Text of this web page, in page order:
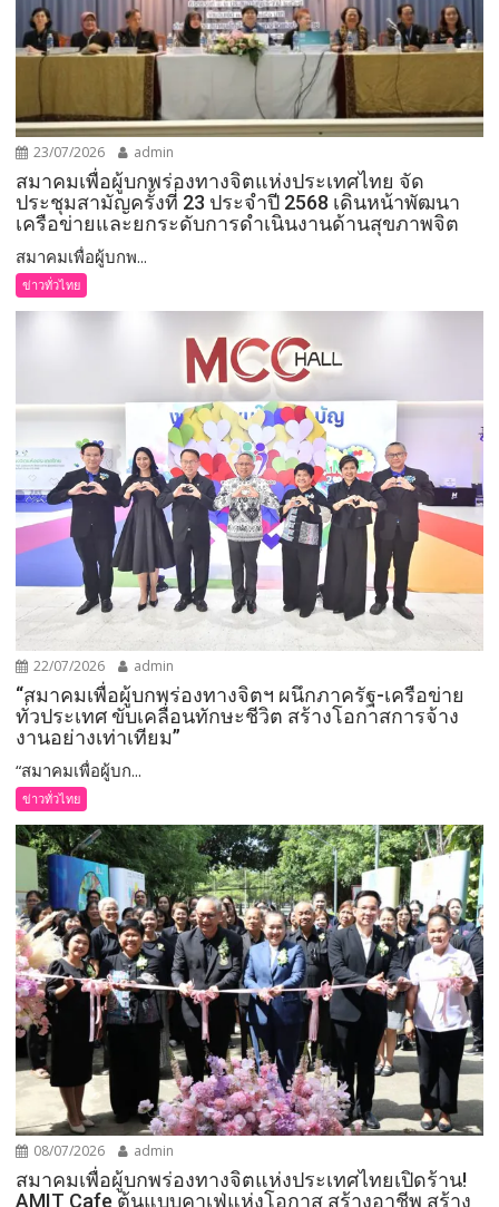
23/07/2026 admin
สมาคมเพื่อผู้บกพร่องทางจิตแห่งประเทศไทย จัด
ประชุมสามัญครั้งที่ 23 ประจำปี 2568 เดินหน้าพัฒนา
เครือข่ายและยกระดับการดำเนินงานด้านสุขภาพจิต
สมาคมเพื่อผู้บกพ...
ข่าวทั่วไทย
22/07/2026 admin
“สมาคมเพื่อผู้บกพร่องทางจิตฯ ผนึกภาครัฐ-เครือข่าย
ทั่วประเทศ ขับเคลื่อนทักษะชีวิต สร้างโอกาสการจ้าง
งานอย่างเท่าเทียม”
“สมาคมเพื่อผู้บก...
ข่าวทั่วไทย
08/07/2026 admin
สมาคมเพื่อผู้บกพร่องทางจิตแห่งประเทศไทยเปิดร้าน!
AMIT Cafe ต้นแบบคาเฟ่แห่งโอกาส สร้างอาชีพ สร้าง